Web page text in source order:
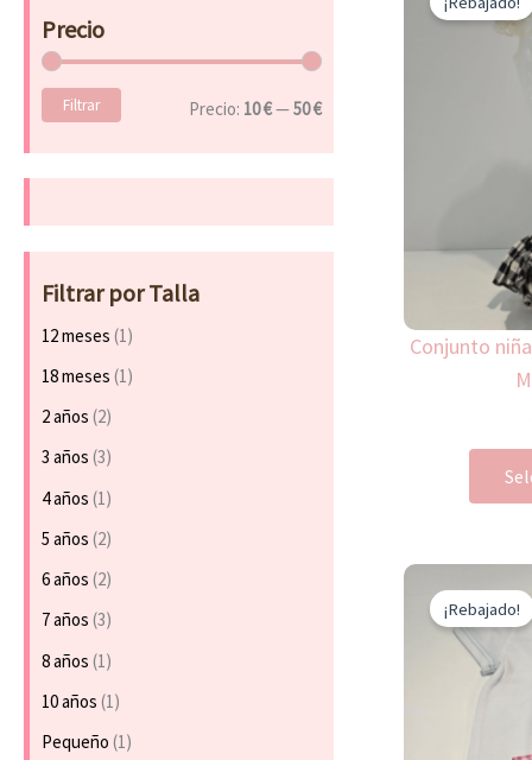
r
p
o
Precio
Filtrar Precio: 10 €—50 €
Filtrar por Talla
12 meses (1)
18 meses (1)
2 años (2)
3 años (3)
4 años (1)
5 años (2)
6 años (2)
7 años (3)
8 años (1)
10 años (1)
Pequeño (1)
Conjunto
¡Rebajado!